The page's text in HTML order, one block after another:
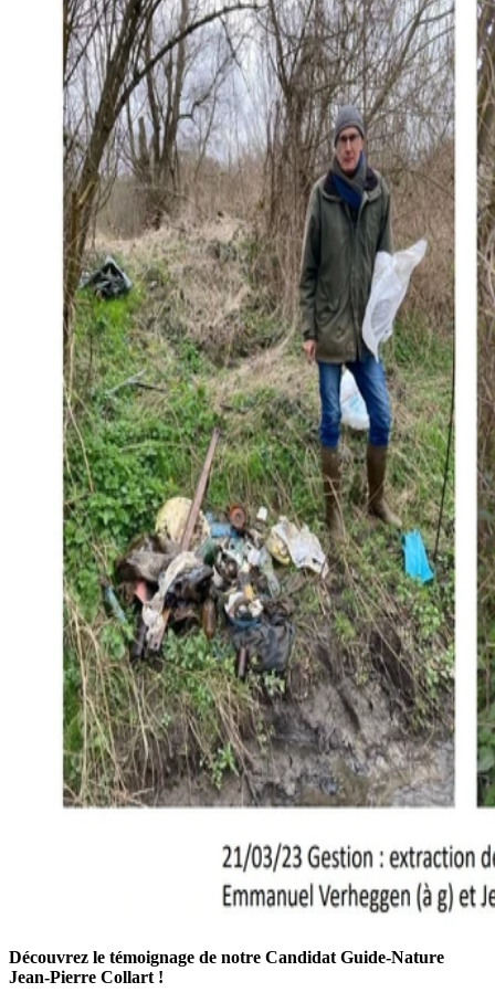
Découvrez le témoignage de notre Candidat Guide-Nature
Jean-Pierre Collart !